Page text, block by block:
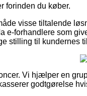
forinden du køber.
visse tiltalende
e-forhandlere som
stilling til kundernes
Vi hjælper en
godtgørelse